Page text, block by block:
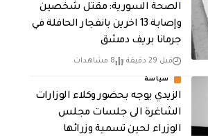
الصحة السورية: مقتل شخصين
وإصابة 13 اخرين بانفجار الحافلة في
جرمانا بريف دمشق
قبل 29 دقيقة 8 مشاهدات
سياسة
الزيدي يوجه بحضور وكلاء الوزارات
الشاغرة الى جلسات مجلس
الوزراء لحين تسمية وزرائها